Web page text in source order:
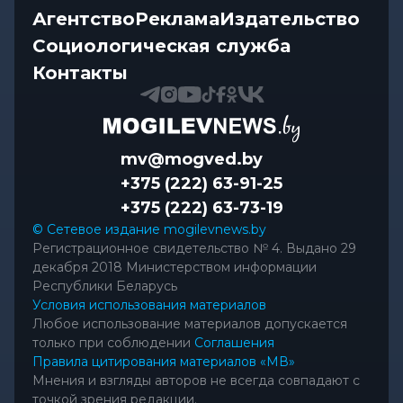
АгентствоРекламаИздательство
Социологическая служба
Контакты
mv@mogved.by
+375 (222) 63-91-25
+375 (222) 63-73-19
© Сетевое издание mogilevnews.by
Регистрационное свидетельство № 4. Выдано 29
декабря 2018 Министерством информации
Республики Беларусь
Условия использования материалов
Любое использование материалов допускается
только при соблюдении Соглашения
Правила цитирования материалов «МВ»
Мнения и взгляды авторов не всегда совпадают с
точкой зрения редакции.